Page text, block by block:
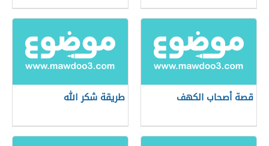
قصة أصحاب الكهف طريقة شكر الله